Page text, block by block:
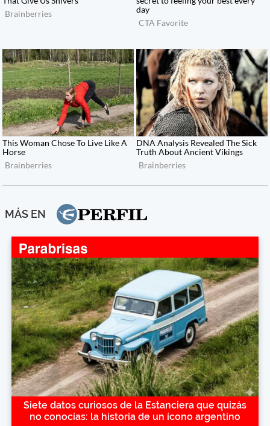
MÁS EN
Siete datos curiosos de la Estanciera que quizás
no conocías: la historia de un ícono argentino